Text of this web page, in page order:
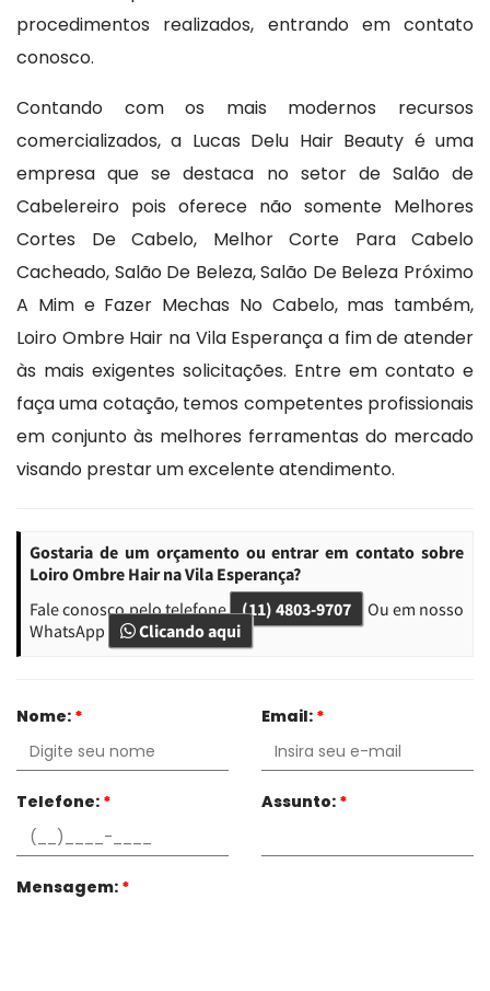
procedimentos realizados, entrando em contato
conosco.
Contando com os mais modernos recursos
comercializados, a Lucas Delu Hair Beauty é uma
empresa que se destaca no setor de Salão de
Cabelereiro pois oferece não somente Melhores
Cortes De Cabelo, Melhor Corte Para Cabelo
Cacheado, Salão De Beleza, Salão De Beleza Próximo
A Mim e Fazer Mechas No Cabelo, mas também,
Loiro Ombre Hair na Vila Esperança a fim de atender
às mais exigentes solicitações. Entre em contato e
faça uma cotação, temos competentes profissionais
em conjunto às melhores ferramentas do mercado
visando prestar um excelente atendimento.
Gostaria de um orçamento ou entrar em contato sobre
Loiro Ombre Hair na Vila Esperança?
Fale conosco pelo telefone (11) 4803-9707
Ou em nosso
WhatsApp
Clicando aqui
Nome: * Email: *
Telefone: * Assunto: *
Mensagem: *